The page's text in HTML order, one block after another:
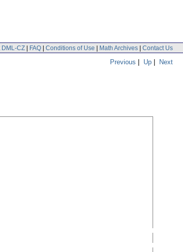
DML-CZ | FAQ | Conditions of Use | Math Archives | Contact Us
Previous | Up | Next